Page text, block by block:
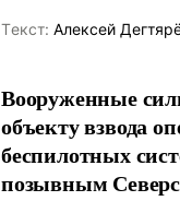
Tекст: Алексей
Вооруженные
объекту взвода
беспилотных
позывным